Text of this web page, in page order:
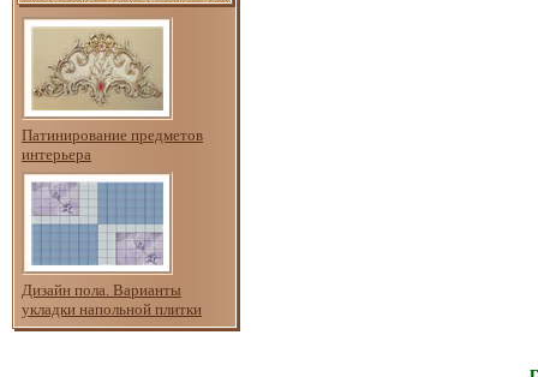
Патинирование предметов
интерьера
Дизайн пола. Варианты
укладки напольной плитки